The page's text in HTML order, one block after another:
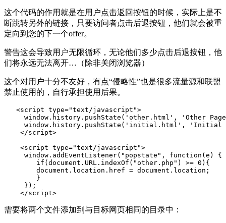
这个代码的作用就是在用户点击返回按钮的时候，实际上是不
断跳转另外的链接，只要访问者点击后退按钮，他们就会被重
定向到您的下一个offer。
警告这会导致用户无限循环，无论他们多少点击后退按钮，他
们将永远无法离开…（除非关闭浏览器）
这个对用户十分不友好，有点“侵略性”也是很多流量源和联盟
禁止使用的，自行承担使用后果。
<script type="text/javascript">
window.history.pushState('other.html', 'Other
window.history.pushState('initial.html', 'Initial
</script>
<script type="text/javascript">
window.addEventListener("popstate", function(e) {
if(document.URL.indexOf("other.php") >= 0){
document.location.href = document.location;
}
});
</script>
需要将两个文件添加到与目标网页相同的目录中：